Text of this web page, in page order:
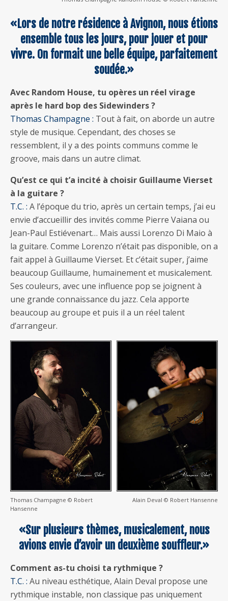
«Lors de notre résidence à Avignon, nous étions
ensemble tous les jours, pour jouer et pour
vivre. On formait une belle équipe, parfaitement
soudée.»
Avec Random House, tu opères un réel virage
après le hard bop des Sidewinders ?
Thomas Champagne : Tout à fait, on aborde un autre
style de musique. Cependant, des choses se
ressemblent, il y a des points communs comme le
groove, mais dans un autre climat.
Qu’est ce qui t’a incité à choisir Guillaume Vierset
à la guitare ?
T.C. : A l’époque du trio, après un certain temps, j’ai eu
envie d’accueillir des invités comme Pierre Vaiana ou
Jean-Paul Estiévenart… Mais aussi Lorenzo Di Maio à
la guitare. Comme Lorenzo n’était pas disponible, on a
fait appel à Guillaume Vierset. Et c’était super, j’aime
beaucoup Guillaume, humainement et musicalement.
Ses couleurs, avec une influence pop se joignent à
une grande connaissance du jazz. Cela apporte
beaucoup au groupe et puis il a un réel talent
d’arrangeur.
Thomas Champagne © Robert
Hansenne
Alain Deval © Robert Hansenne
«Sur plusieurs thèmes, musicalement, nous
avions envie d’avoir un deuxième souffleur.»
Comment as-tu choisi ta rythmique ?
T.C. : Au niveau esthétique, Alain Deval propose une
rythmique instable, non classique pas uniquement